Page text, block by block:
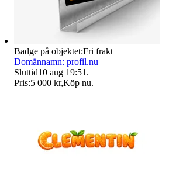
Badge på objektet:Fri frakt
Domännamn: profil.nu
Sluttid10 aug 19:51 .
Pris:5 000 kr,Köp nu.